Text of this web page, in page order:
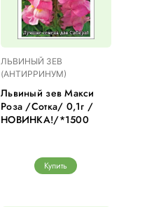
ЛЬВИНЫЙ ЗЕВ
(АНТИРРИНУМ)
Львиный зев Макси
Роза /Сотка/ 0,1г /
НОВИНКА!/*1500
Купить